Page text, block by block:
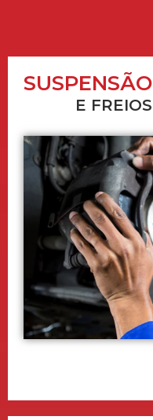
SUSPENSÃO
E FREIOS